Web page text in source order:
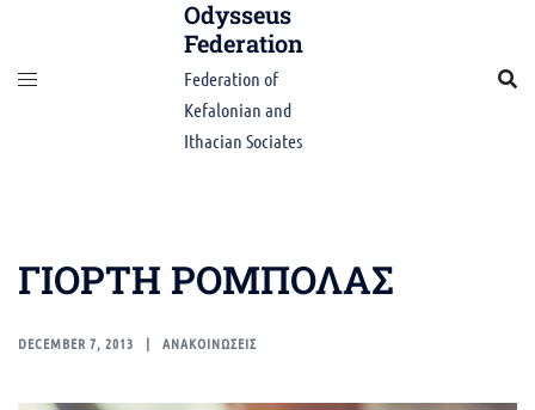
content
Odysseus
Federation
Federation of
Kefalonian and
Ithacian Sociates
ΓΙΟΡΤΗ ΡΟΜΠΟΛΑΣ
DECEMBER 7, 2013 ΑΝΑΚΟΙΝΩΣΕΙΣ